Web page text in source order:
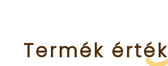
Termék